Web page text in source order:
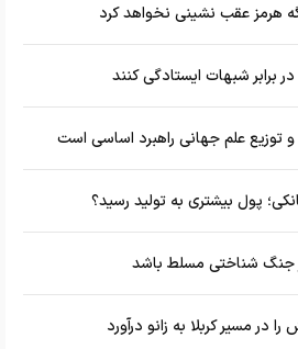
هرمز عقب نشینی نخواهد کرد
برابر شبهات ایستادگی کنند
و توزیع علم جهانی راهبرد اساسی است
پول بیشتری به تولید رسید؟
بر جنگ شناختی مسلط باشد
در مسیر کربلا به زانو درآورد